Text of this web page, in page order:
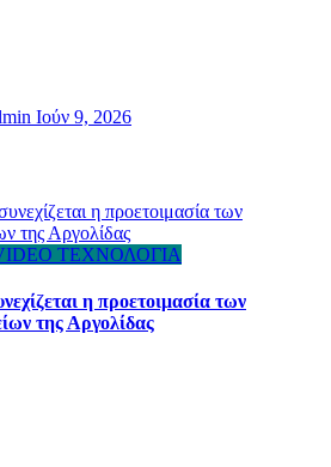
Ιούν 9, 2026
ΤΕΧΝΟΛΟΓΙΑ
η προετοιμασία των
της Αργολίδας